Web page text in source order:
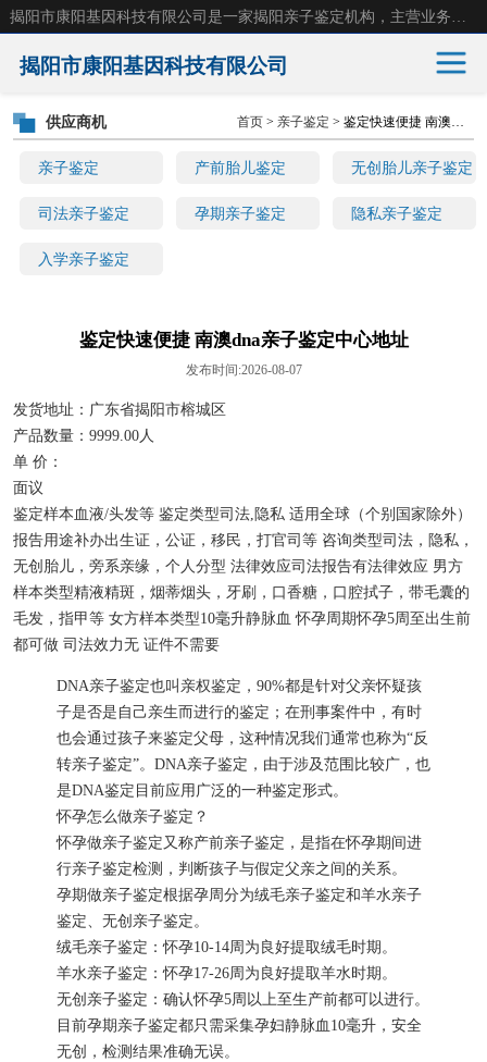
揭阳市康阳基因科技有限公司
亲子鉴定 产前胎儿鉴定 无创胎儿亲子鉴定
司法亲子鉴定 孕期亲子鉴定 隐私亲子鉴定
入学亲子鉴定
供应商机 首页 > 亲子鉴定 > 鉴定快速便捷 南澳dna亲子鉴定中心地址
鉴定快速便捷 南澳dna亲子鉴定中心地址
发布时间:2026-08-07
发货地址：广东省揭阳市榕城区
产品数量：9999.00人
单 价：
面议
鉴定样本血液/头发等 鉴定类型司法,隐私 适用全球（个别国家除外）
报告用途补办出生证，公证，移民，打官司等 咨询类型司法，隐私，
无创胎儿，旁系亲缘，个人分型 法律效应司法报告有法律效应 男方
样本类型精液精斑，烟蒂烟头，牙刷，口香糖，口腔拭子，带毛囊的
毛发，指甲等 女方样本类型10毫升静脉血 怀孕周期怀孕5周至出生前
都可做 司法效力无 证件不需要
DNA亲子鉴定也叫亲权鉴定，90%都是针对父亲怀疑孩
子是否是自己亲生而进行的鉴定；在刑事案件中，有时
也会通过孩子来鉴定父母，这种情况我们通常也称为“反
转亲子鉴定”。DNA亲子鉴定，由于涉及范围比较广，也
是DNA鉴定目前应用广泛的一种鉴定形式。
怀孕怎么做亲子鉴定？
怀孕做亲子鉴定又称产前亲子鉴定，是指在怀孕期间进
行亲子鉴定检测，判断孩子与假定父亲之间的关系。
孕期做亲子鉴定根据孕周分为绒毛亲子鉴定和羊水亲子
鉴定、无创亲子鉴定。
绒毛亲子鉴定：怀孕10-14周为良好提取绒毛时期。
羊水亲子鉴定：怀孕17-26周为良好提取羊水时期。
无创亲子鉴定：确认怀孕5周以上至生产前都可以进行。
目前孕期亲子鉴定都只需采集孕妇静脉血10毫升，安全
无创，检测结果准确无误。
亲子鉴定 产前胎儿鉴定
无创胎儿亲子鉴定 司法亲子鉴定
孕期亲子鉴定